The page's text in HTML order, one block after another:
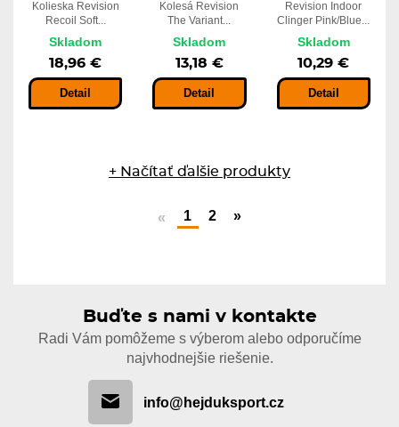
Kolieska Revision
Recoil Soft...
Skladom
18,96 €
Detail
Kolesá Revision
The Variant...
Skladom
13,18 €
Detail
Revision Indoor
Clinger Pink/Blue...
Skladom
10,29 €
Detail
+ Načítať ďalšie produkty
« 1 2 »
Buďte s nami v kontakte
Radi Vám pomôžeme s výberom alebo odporučíme
najvhodnejšie riešenie.
info@hejduksport.cz